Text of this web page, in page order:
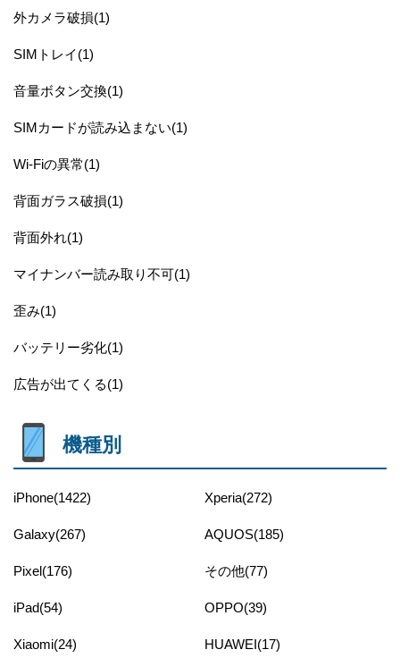
外カメラ破損(1)
SIMトレイ(1)
音量ボタン交換(1)
SIMカードが読み込まない(1)
Wi-Fiの異常(1)
背面ガラス破損(1)
背面外れ(1)
マイナンバー読み取り不可(1)
歪み(1)
バッテリー劣化(1)
広告が出てくる(1)
機種別
iPhone(1422) Xperia(272)
Galaxy(267) AQUOS(185)
Pixel(176) その他(77)
iPad(54) OPPO(39)
Xiaomi(24) HUAWEI(17)